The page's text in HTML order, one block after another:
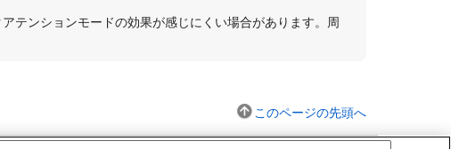
テンションモードの効果が感じにくい場合があります。周
このページの先頭へ